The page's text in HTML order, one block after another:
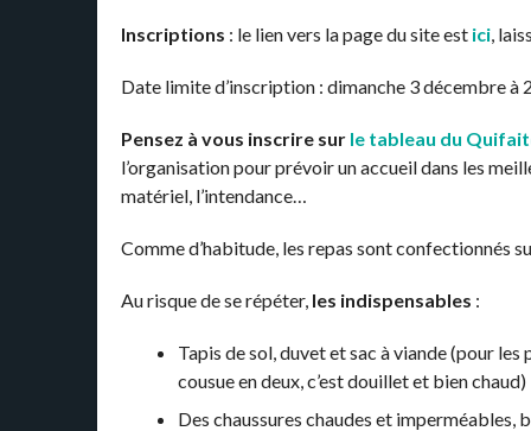
Inscriptions : le lien vers la page du site est ici ,
Date limite d’inscription : dimanche 3 décembre à
Pensez à vous inscrire sur le tableau du
l’organisation pour prévoir un accueil dans les
matériel, l’intendance…
Comme d’habitude, les repas sont confectionnés
Au risque de se répéter, les indispensables :
Tapis de sol, duvet et sac à viande (pour
cousue en deux, c’est douillet et bien chaud)
Des chaussures chaudes et imperméables,